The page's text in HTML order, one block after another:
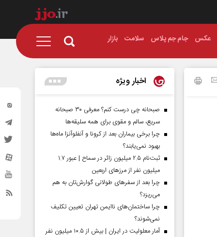
عکس جام جم پلاس سلامت بازار
اخبار ویژه
صبحانه چی درست کنم؟ معرفی ۳۰ صبحانه
سریع، سالم و مقوی برای همه سلیقه‌ها
چرا برخی بیماران بعد از کرونا و آنفلوآنزا ماه‌ها
بهبود نمی‌یابند؟
ثبت‌نام ۲.۵ میلیون زائر در سماح | عبور ۱.۷
میلیون نفر از مرز‌های اربعین
چرا بعد از سفرهای طولانی گوارش‌تان به هم
می‌ریزد؟
چرا ساختمان‌های ناایمن تهران تعیین تکلیف
نمی‌شوند؟
آمار معلولیت در ایران | بیش از ۱۰.۵ میلیون نفر